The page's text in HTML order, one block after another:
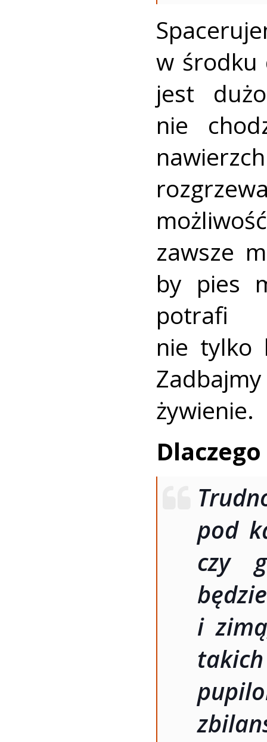
w środku
jest
nie
zawsze
by pies
nie tylko
żywienie.
pod
czy
i